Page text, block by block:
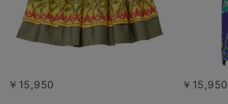
￥15,950 ￥15,950